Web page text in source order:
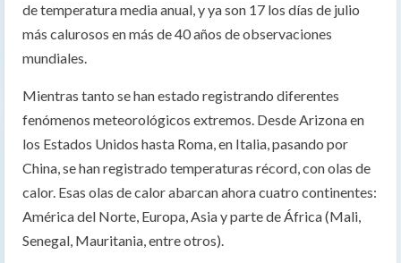
de temperatura media anual, y ya son 17 los días de julio
más calurosos en más de 40 años de observaciones
mundiales.
Mientras tanto se han estado registrando diferentes
fenómenos meteorológicos extremos. Desde Arizona en
los Estados Unidos hasta Roma, en Italia, pasando por
China, se han registrado temperaturas récord, con olas de
calor. Esas olas de calor abarcan ahora cuatro continentes:
América del Norte, Europa, Asia y parte de África (Mali,
Senegal, Mauritania, entre otros).